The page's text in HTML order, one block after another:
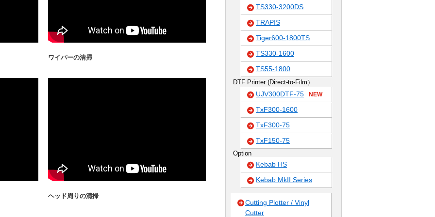
ワイパーの清掃
ヘッド周りの清掃
TS330-3200DS
TRAPIS
Tiger600-1800TS
TS330-1600
TS55-1800
DTF Printer (Direct-to-Film）
UJV300DTF-75 NEW
TxF300-1600
TxF300-75
TxF150-75
Option
Kebab HS
Kebab MkII Series
Cutting Plotter / Vinyl
Cutter